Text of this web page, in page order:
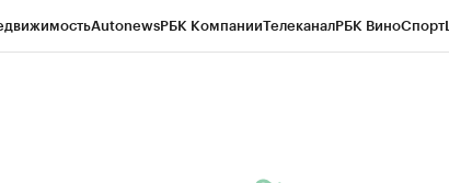
AutonewsРБК КомпанииТелеканалРБК ВиноСпорт